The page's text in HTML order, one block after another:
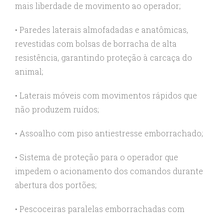
mais liberdade de movimento ao operador;
• Paredes laterais almofadadas e anatômicas,
revestidas com bolsas de borracha de alta
resistência, garantindo proteção à carcaça do
animal;
• Laterais móveis com movimentos rápidos que
não produzem ruídos;
• Assoalho com piso antiestresse emborrachado;
• Sistema de proteção para o operador que
impedem o acionamento dos comandos durante
abertura dos portões;
• Pescoceiras paralelas emborrachadas com